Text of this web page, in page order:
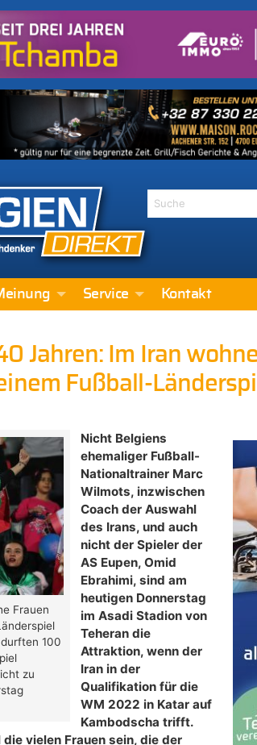
Service Kontakt
Jahren: Im Iran
Fußball-
Frauen
100
zu
Nicht Belgiens
ehemaliger Fußball-
Nationaltrainer Marc
Wilmots, inzwischen
Coach der Auswahl
des Irans, und auch
nicht der Spieler der
AS Eupen, Omid
Ebrahimi, sind am
heutigen Donnerstag
im Asadi Stadion von
Teheran die
Attraktion, wenn der
Iran in der
Qualifikation für die
WM 2022 in Katar auf
Kambodscha trifft.
vielen Frauen sein, die der